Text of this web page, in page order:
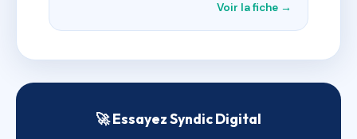
Voir la fiche →
🚀 Essayez Syndic Digital